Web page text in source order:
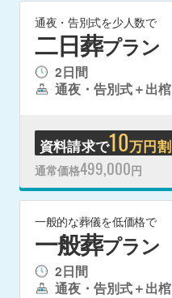
通夜・告別式を少人数で
二日葬プラン
2日間
通夜・告別式＋出棺
資料請求で10万円割
通常価格499,000円
一般的な葬儀を低価格で
一般葬プラン
2日間
通夜・告別式＋出棺